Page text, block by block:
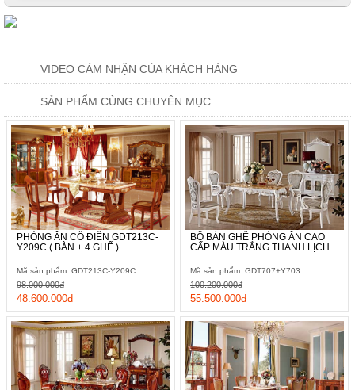
VIDEO CẢM NHẬN CỦA KHÁCH HÀNG
SẢN PHẨM CÙNG CHUYÊN MỤC
PHÒNG ĂN CỔ ĐIỂN GDT213C-
Y209C ( BÀN + 4 GHẾ )
Mã sản phẩm: GDT213C-Y209C
48.600.000đ
98.000.000đ
BỘ BÀN GHẾ PHÒNG ĂN CAO
CẤP MÀU TRẮNG THANH LỊCH ...
Mã sản phẩm: GDT707+Y703
55.500.000đ
100.200.000đ